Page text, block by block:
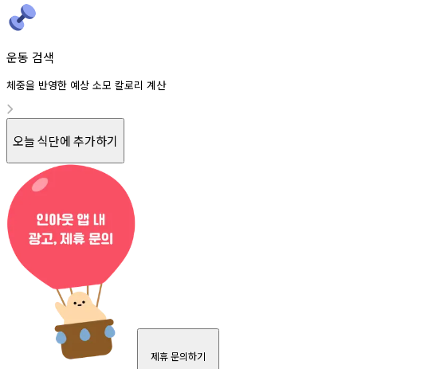
운동 검색
체중을 반영한 예상 소모 칼로리 계산
오늘 식단에 추가하기
제휴 문의하기